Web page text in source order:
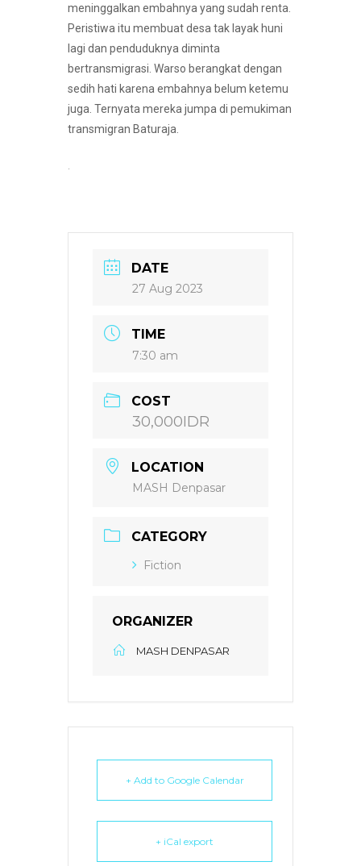
meninggalkan embahnya yang sudah renta.
Peristiwa itu membuat desa tak layak huni
lagi dan penduduknya diminta
bertransmigrasi. Warso berangkat dengan
sedih hati karena embahnya belum ketemu
juga. Ternyata mereka jumpa di pemukiman
transmigran Baturaja.
DATE
27 Aug 2023
TIME
7:30 am
COST
30,000IDR
LOCATION
MASH Denpasar
CATEGORY
Fiction
ORGANIZER
MASH DENPASAR
+ Add to Google Calendar
+ iCal export